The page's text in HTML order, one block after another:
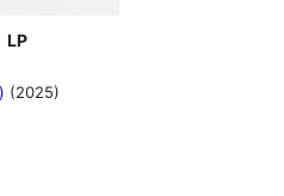
LP
(2025)